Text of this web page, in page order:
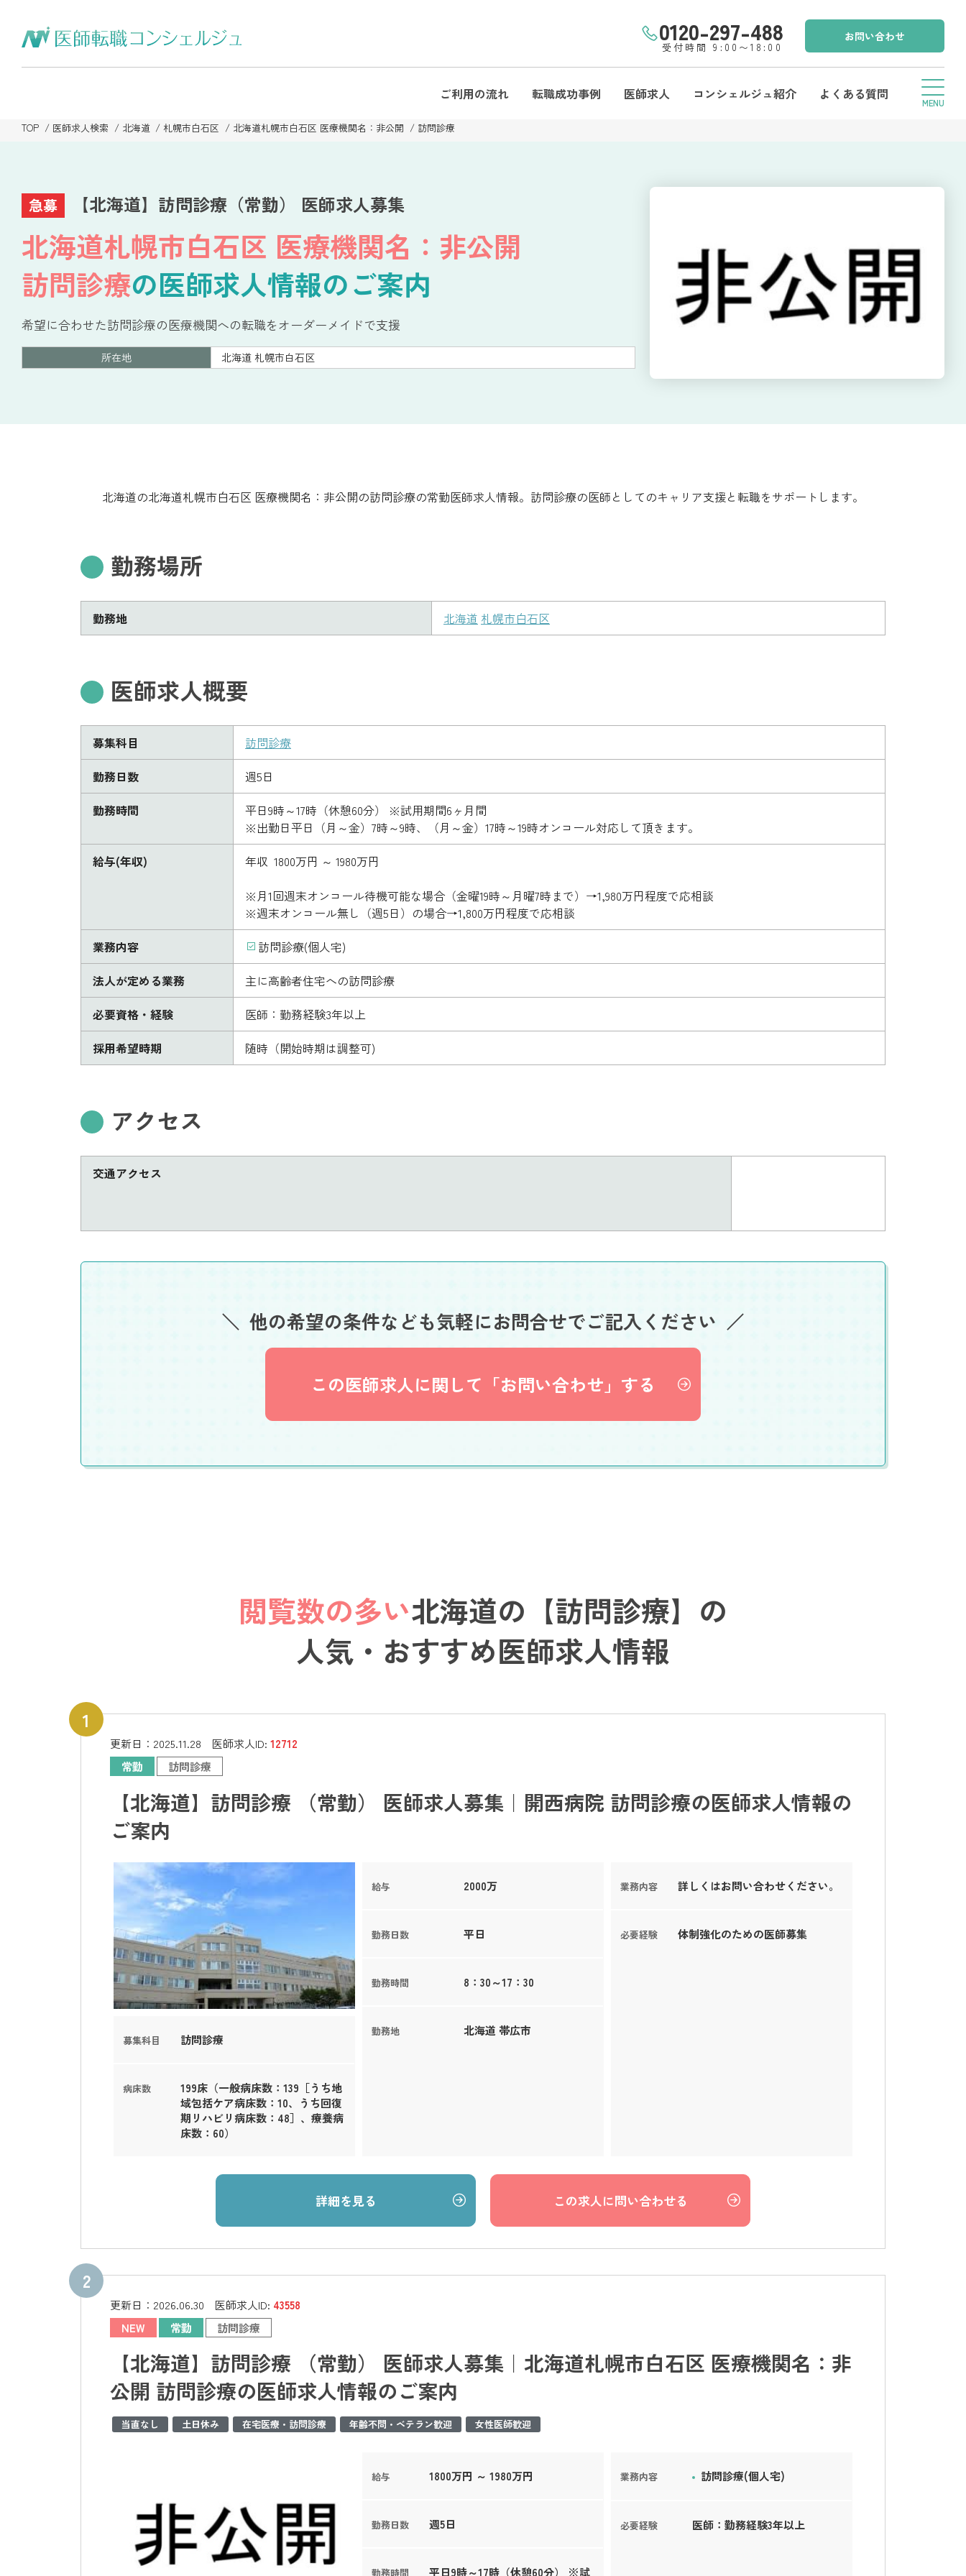
0120-297-488
受付時間 9:00〜18:00
お問い合わせ
ご利用の流れ 転職成功事例 医師求人 コンシェルジュ紹介 よくある質問
TOP 医師求人検索 北海道 札幌市白石区 北海道札幌市白石区 医療機関名：非公開 訪問診療
急募 【北海道】訪問診療（常勤） 医師求人募集
北海道札幌市白石区 医療機関名：非公開
訪問診療の医師求人情報のご案内
希望に合わせた訪問診療の医療機関への転職をオーダーメイドで支援
所在地 北海道 札幌市白石区
北海道の北海道札幌市白石区 医療機関名：非公開の訪問診療の常勤医師求人情報。訪問診療の医師としてのキャリア支援と転職をサポートします。
勤務場所
勤務地 北海道 札幌市白石区
医師求人概要
募集科目
訪問診療
勤務日数
週5日
勤務時間
平日9時～17時（休憩60分） ※試用期間6ヶ月間
※出勤日平日（月～金）7時～9時、（月～金）17時～19時オンコール対応して頂きます。
給与(年収)
年収 1800万円 ～ 1980万円
※月1回週末オンコール待機可能な場合（金曜19時～月曜7時まで）→1,980万円程度で応相談
※週末オンコール無し（週5日）の場合→1,800万円程度で応相談
業務内容
訪問診療(個人宅)
法人が定める業務
主に高齢者住宅への訪問診療
必要資格・経験
医師：勤務経験3年以上
採用希望時期
随時（開始時期は調整可)
アクセス
交通アクセス
他の希望の条件なども気軽にお問合せでご記入ください
この医師求人に関して 「お問い合わせ」する
閲覧数の多い北海道の【訪問診療】の
人気・おすすめ医師求人情報
更新日： 2025.11.28 医師求人ID: 12712
常勤
訪問診療
【北海道】訪問診療 （常勤） 医師求人募集｜開西病院 訪問診療の医師求人情報の
ご案内
募集科目 訪問診療
病床数
199床（一般病床数：139［うち地
域包括ケア病床数：10、うち回復
期リハビリ病床数：48］、療養病
床数：60）
給与 2000万
勤務日数 平日
勤務時間 8：30～17：30
勤務地 北海道 帯広市
業務内容 詳しくはお問い合わせください。
必要経験 体制強化のための医師募集
詳細を見る この求人に問い合わせる
更新日： 2026.06.30 医師求人ID: 43558
NEW
常勤 訪問診療
【北海道】訪問診療 （常勤） 医師求人募集｜北海道札幌市白石区 医療機関名：非
公開 訪問診療の医師求人情報のご案内
当直なし 土日休み 在宅医療・訪問診療 年齢不問・ベテラン歓迎 女性医師歓迎
給与 1800万円 ～ 1980万円
勤務日数 週5日
勤務時間 平日9時～17時（休憩60分） ※試
業務内容 訪問診療(個人宅)
必要経験 医師：勤務経験3年以上